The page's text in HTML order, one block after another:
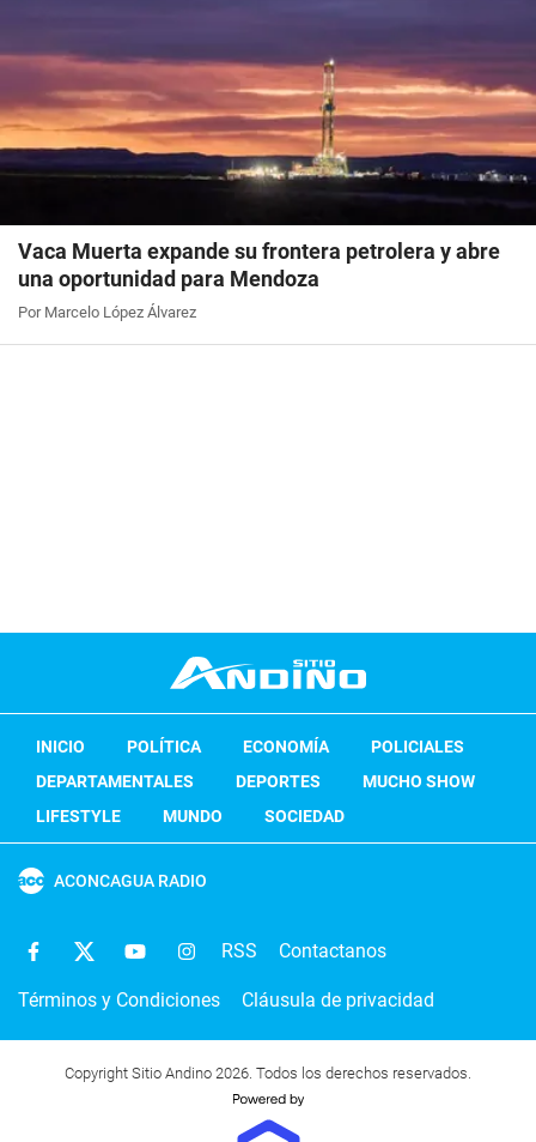
Vaca Muerta expande su frontera petrolera y abre
una oportunidad para Mendoza
Por Marcelo López Álvarez
INICIO POLÍTICA ECONOMÍA
POLICIALES
DEPARTAMENTALES
DEPORTES
MUCHO SHOW
LIFESTYLE
MUNDO SOCIEDAD
ACONCAGUA RADIO
RSS Contactanos
Términos y Condiciones Cláusula de privacidad
Copyright Sitio Andino 2026. Todos los derechos reservados.